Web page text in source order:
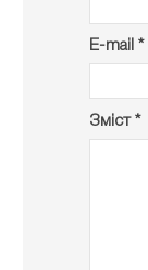
E-mail *
Зміст *